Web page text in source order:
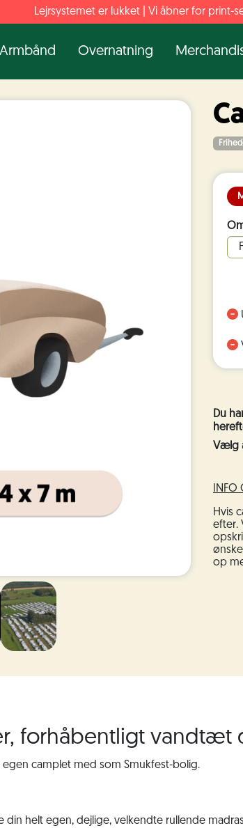
Lejrsystemet er lukket | Vi åbner for print-
Armbånd Overnatning
Du
Vælg
INFO
Hvis
efter.
op
forhåbentligt vandtæt
camplet med som Smukfest-bolig.
din helt egen, dejlige, velkendte rullende